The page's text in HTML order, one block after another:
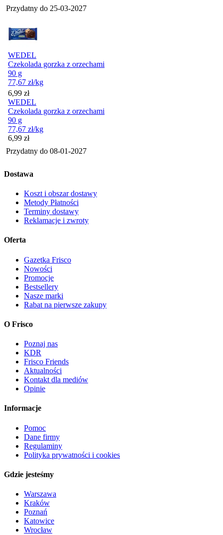
Przydatny do 25-03-2027
WEDEL
Czekolada gorzka z orzechami
90 g
77,67 zł/kg
Cena
6,99 zł
WEDEL
Czekolada gorzka z orzechami
90 g
77,67 zł/kg
Cena
6,99 zł
Przydatny do 08-01-2027
Dostawa
Koszt i obszar dostawy
Metody Płatności
Terminy dostawy
Reklamacje i zwroty
Oferta
Gazetka Frisco
Nowości
Promocje
Bestsellery
Nasze marki
Rabat na pierwsze zakupy
O Frisco
Poznaj nas
KDR
Frisco Friends
Aktualności
Kontakt dla mediów
Opinie
Informacje
Pomoc
Dane firmy
Regulaminy
Polityka prywatności i cookies
Gdzie jesteśmy
Warszawa
Kraków
Poznań
Katowice
Wrocław